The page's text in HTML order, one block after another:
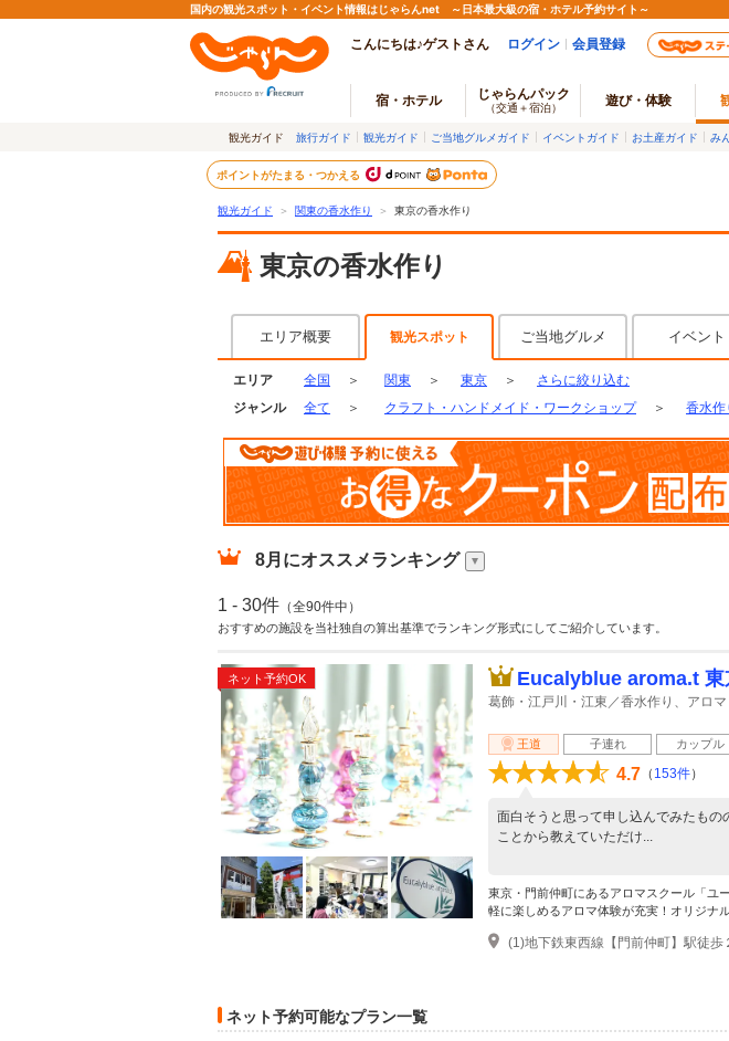
国内の観光スポット・イベント情報はじゃらんnet ～日本最大級の宿・ホテル予約サイト～
こんにちは♪ゲストさん ログイン 会員登録
宿・ホテル じゃらんパック
（交通＋宿泊） 遊び・体験
観光ガイド 旅行ガイド 観光ガイド ご当地グルメガイド イベントガイド お土産ガイド み
ポイントがたまる・つかえる
観光ガイド ＞ 関東の香水作り ＞ 東京の香水作り
東京の香水作り
エリア概要 観光スポット ご当地グルメ イベント
エリア 全国 ＞ 関東 ＞ 東京 ＞
さらに絞り込む
ジャンル
全て ＞ クラフト・ハンドメイド・ワークショップ ＞ 香水作
8月 にオススメランキング
1 - 30件 （全90件中）
おすすめの施設を当社独自の算出基準でランキング形式にしてご紹介しています。
ネット予約OK Eucalyblue aroma.t 東
葛飾・江戸川・江東／香水作り、アロマ
王道 子連れ カップル
4.7 （ 153件）
面白そうと思って申し込んでみたも
ことから教えていただけ...
東京・門前仲町にあるアロマスクール「ユ
軽に楽しめるアロマ体験が充実！オリジナ
ネット予約可能なプラン一覧